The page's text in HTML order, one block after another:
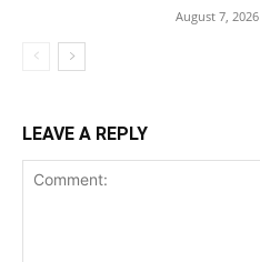
August 7, 2026
LEAVE A REPLY